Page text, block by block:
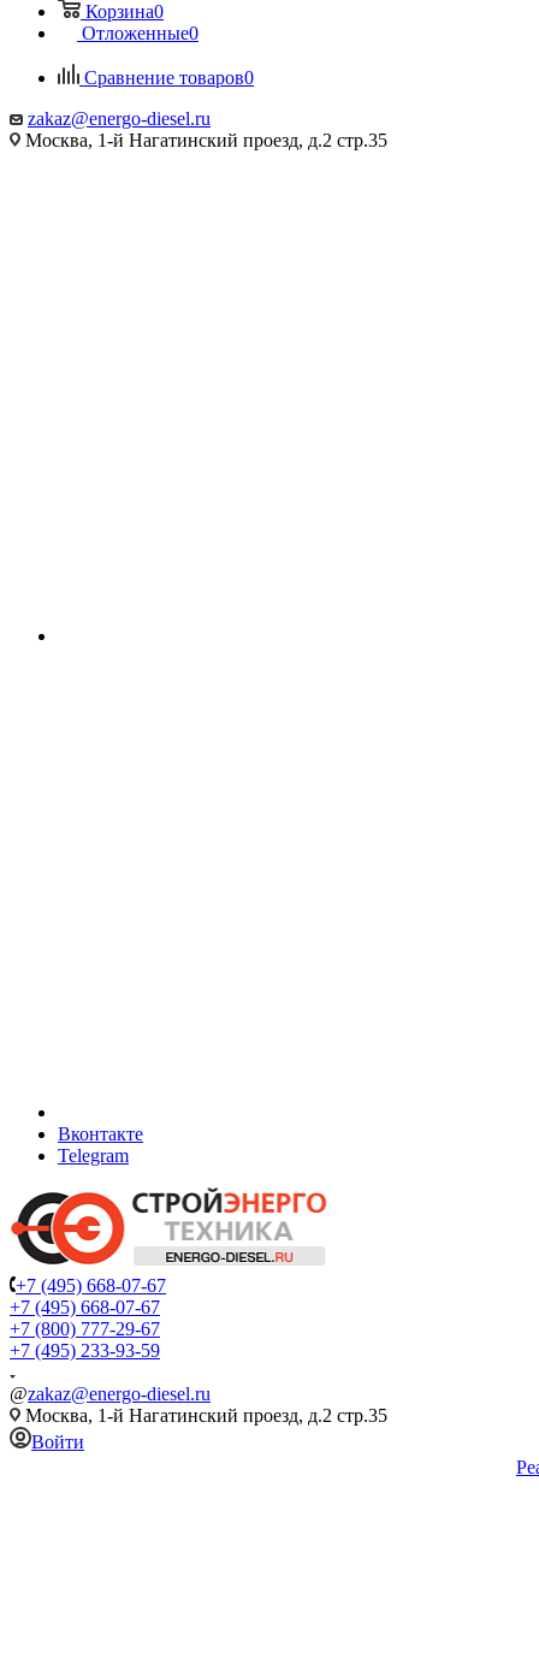
Корзина0
Отложенные0
Сравнение товаров0
zakaz@energo-diesel.ru
Москва, 1-й Нагатинский проезд, д.2 стр.35
Вконтакте
Telegram
+7 (495) 668-07-67
+7 (495) 668-07-67
+7 (800) 777-29-67
+7 (495) 233-93-59
@zakaz@energo-diesel.ru
Москва, 1-й Нагатинский проезд, д.2 стр.35
Войти